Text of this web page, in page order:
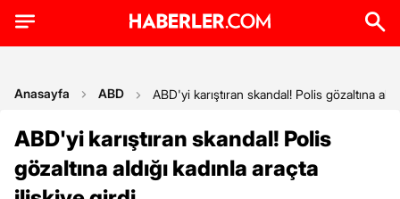
Anasayfa ABD ABD'yi karıştıran skandal! Polis gözaltına
ABD'yi karıştıran skandal! Polis
gözaltına aldığı kadınla araçta